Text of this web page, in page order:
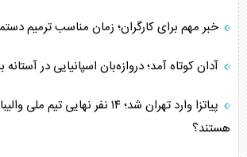
خبر مهم برای کارگران؛ زمان مناسب ترمیم
آدان کوتاه آمد؛ دروازه‌بان اسپانیایی در
پیاتزا وارد تهران شد؛ ۱۴ نفر نهایی
هستند؟